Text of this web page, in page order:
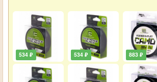
534 ₽ 534 ₽ 883 ₽